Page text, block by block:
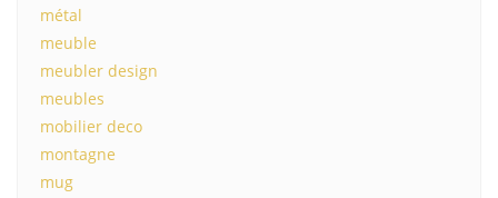
métal
meuble
meubler design
meubles
mobilier deco
montagne
mug